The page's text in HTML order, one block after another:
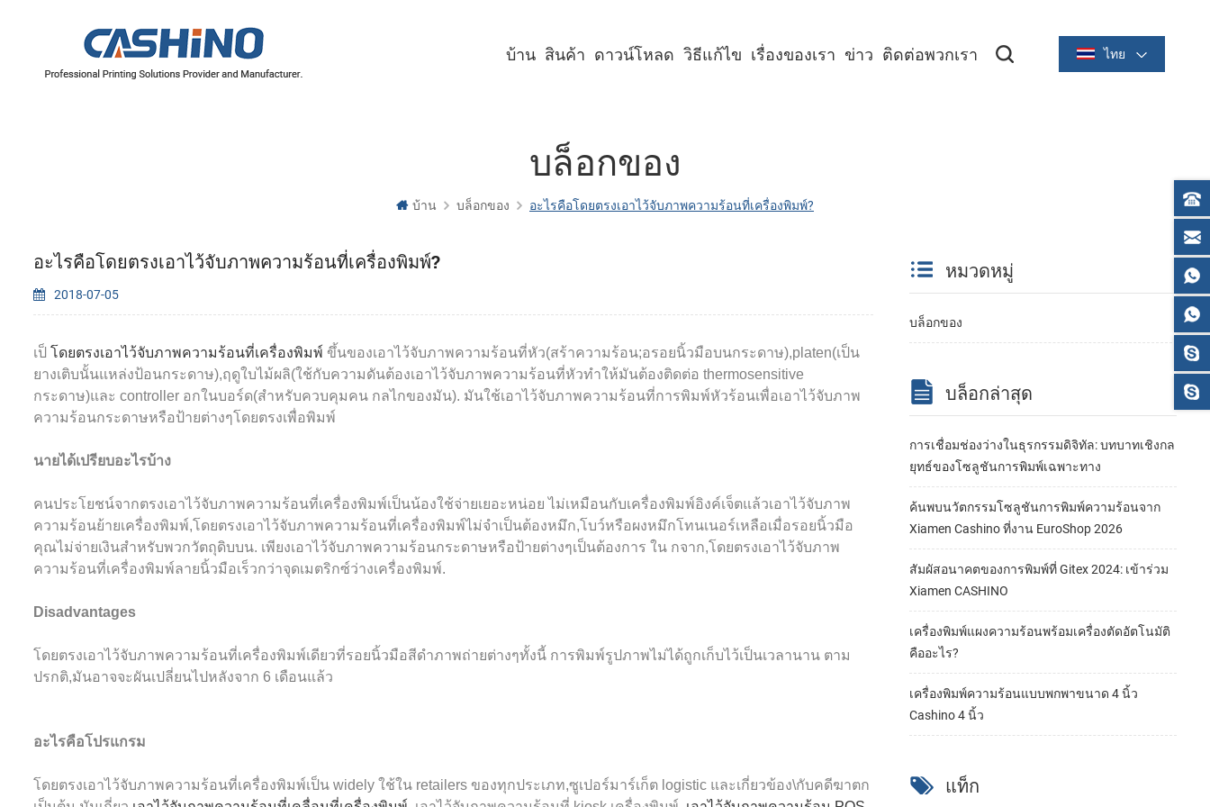
ไทย
บ้าน สินค้า ดาวน์โหลด วิธีแก้ไข เรื่องของเรา ข่าว ติดต่อพวกเรา
บล็อกของ
บ้าน บล็อกของ อะไรคือโดยตรงเอาไว้จับภาพความร้อนที่เครื่องพิมพ์?
อะไรคือโดยตรงเอาไว้จับภาพความร้อนที่เครื่องพิมพ์?
2018-07-05
เป็ โดยตรงเอาไว้จับภาพความร้อนที่เครื่องพิมพ์ ขึ้นของเอาไว้จับภาพความร้อนที่หัว(สร้าความร้อน;อรอยนิ้วมือบนกระดาษ),platen(เป็น
ยางเติบนั้นแหล่งป้อนกระดาษ),ฤดูใบไม้ผลิ(ใช้กับความดันต้องเอาไว้จับภาพความร้อนที่หัวทำให้มันต้องติดต่อ thermosensitive
กระดาษ)และ controller อกในบอร์ด(สำหรับควบคุมคน กลไกของมัน). มันใช้เอาไว้จับภาพความร้อนที่การพิมพ์หัวร้อนเพื่อเอาไว้จับภาพ
ความร้อนกระดาษหรือป้ายต่างๆโดยตรงเพื่อพิมพ์
นายได้เปรียบอะไรบ้าง
คนประโยชน์จากตรงเอาไว้จับภาพความร้อนที่เครื่องพิมพ์เป็นน้องใช้จ่ายเยอะหน่อย ไม่เหมือนกับเครื่องพิมพ์อิงค์เจ็ตแล้วเอาไว้จับภาพ
ความร้อนย้ายเครื่องพิมพ์,โดยตรงเอาไว้จับภาพความร้อนที่เครื่องพิมพ์ไม่จำเป็นต้องหมึก,โบว์หรือผงหมึกโทนเนอร์เหลือเมื่อรอยนิ้วมือ
คุณไม่จ่ายเงินสำหรับพวกวัตถุดิบบน. เพียงเอาไว้จับภาพความร้อนกระดาษหรือป้ายต่างๆเป็นต้องการ ใน กจาก,โดยตรงเอาไว้จับภาพ
ความร้อนที่เครื่องพิมพ์ลายนิ้วมือเร็วกว่าจุดเมตริกซ์ว่างเครื่องพิมพ์.
Disadvantages
โดยตรงเอาไว้จับภาพความร้อนที่เครื่องพิมพ์เดียวที่รอยนิ้วมือสีดำภาพถ่ายต่างๆทั้งนี้ การพิมพ์รูปภาพไม่ได้ถูกเก็บไว้เป็นเวลานาน ตาม
ปรกติ,มันอาจจะผันเปลี่ยนไปหลังจาก 6 เดือนแล้ว
อะไรคือโปรแกรม
โดยตรงเอาไว้จับภาพความร้อนที่เครื่องพิมพ์เป็น widely ใช้ใน retailers ของทุกประเภท,ซูเปอร์มาร์เก็ต logistic และเกี่ยวข้อง\กับคดีฆาตก
หมวดหมู่
บล็อกของ
บล็อกล่าสุด
การเชื่อมช่องว่างในธุรกรรมดิจิทัล: บทบาทเชิงกล
ยุทธ์ของโซลูชันการพิมพ์เฉพาะทาง
ค้นพบนวัตกรรมโซลูชันการพิมพ์ความร้อนจาก
Xiamen Cashino ที่งาน EuroShop 2026
สัมผัสอนาคตของการพิมพ์ที่ Gitex 2024: เข้าร่วม
Xiamen CASHINO
เครื่องพิมพ์แผงความร้อนพร้อมเครื่องตัดอัตโนมัติ
คืออะไร?
เครื่องพิมพ์ความร้อนแบบพกพาขนาด 4 นิ้ว
Cashino 4 นิ้ว
แท็ก